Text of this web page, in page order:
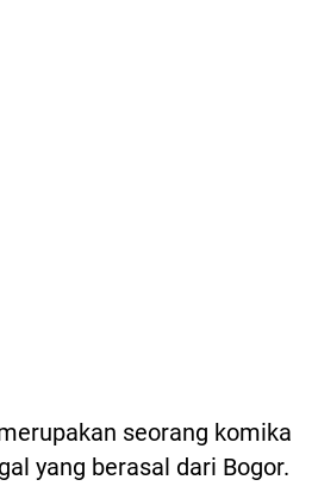
seorang komika
yang berasal dari Bogor.